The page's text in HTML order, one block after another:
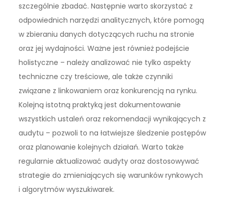
szczególnie zbadać. Następnie warto skorzystać z
odpowiednich narzędzi analitycznych, które pomogą
w zbieraniu danych dotyczących ruchu na stronie
oraz jej wydajności. Ważne jest również podejście
holistyczne – należy analizować nie tylko aspekty
techniczne czy treściowe, ale także czynniki
związane z linkowaniem oraz konkurencją na rynku.
Kolejną istotną praktyką jest dokumentowanie
wszystkich ustaleń oraz rekomendacji wynikających z
audytu – pozwoli to na łatwiejsze śledzenie postępów
oraz planowanie kolejnych działań. Warto także
regularnie aktualizować audyty oraz dostosowywać
strategie do zmieniających się warunków rynkowych
i algorytmów wyszukiwarek.